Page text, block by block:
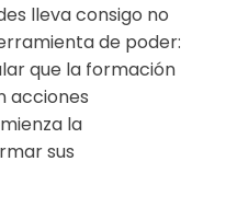
lleva consigo no
de poder:
que la formación
acciones
la
sus